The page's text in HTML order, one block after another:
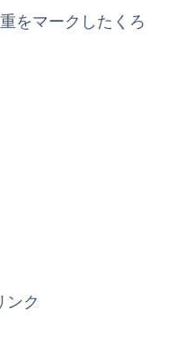
をマークしたくろ
ンク